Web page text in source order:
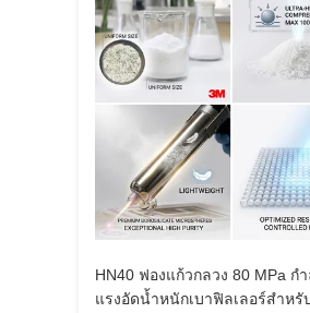
HN40 ฟองแก้วกลวง 80 MPa ก
แรงอัดน้ำหนักเบาฟิลเลอร์สำหรั